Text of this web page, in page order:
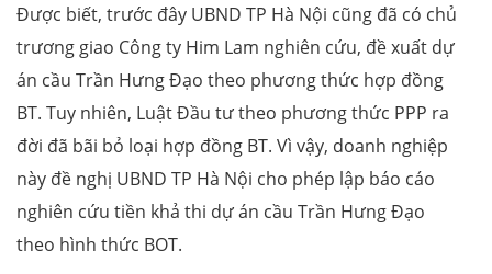
Được biết, trước đây UBND TP Hà Nội cũng đã có chủ
trương giao Công ty Him Lam nghiên cứu, đề xuất dự
án cầu Trần Hưng Đạo theo phương thức hợp đồng
BT. Tuy nhiên, Luật Đầu tư theo phương thức PPP ra
đời đã bãi bỏ loại hợp đồng BT. Vì vậy, doanh nghiệp
này đề nghị UBND TP Hà Nội cho phép lập báo cáo
nghiên cứu tiền khả thi dự án cầu Trần Hưng Đạo
theo hình thức BOT.